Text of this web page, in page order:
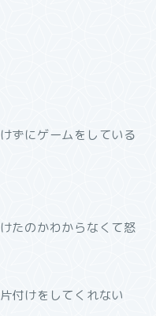
ずにゲームをしている
たのかわからなくて怒
付けをしてくれない